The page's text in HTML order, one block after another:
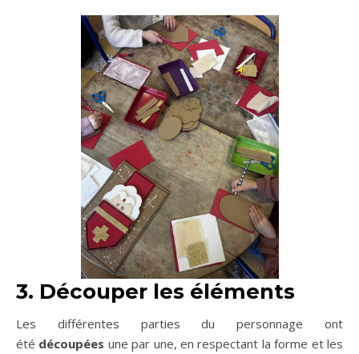
3. Découper les éléments
Les différentes parties du personnage ont
été découpées une par une, en respectant la forme et les